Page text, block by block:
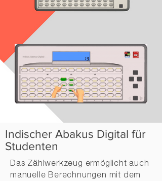
Indischer Abakus Digital für
Studenten
Das Zählwerkzeug ermöglicht auch
manuelle Berechnungen mit dem